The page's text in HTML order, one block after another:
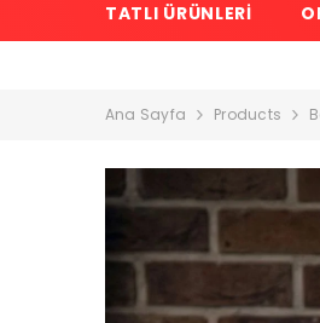
TATLI ÜRÜNLERI
Ana Sayfa Products